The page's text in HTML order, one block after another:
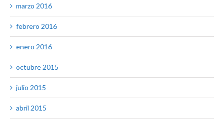
marzo 2016
febrero 2016
enero 2016
octubre 2015
julio 2015
abril 2015